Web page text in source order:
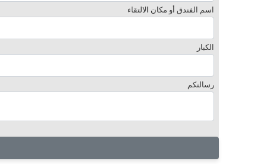
اسم الفندق أو مكان الالتقاء
الكبار
رسالتكم